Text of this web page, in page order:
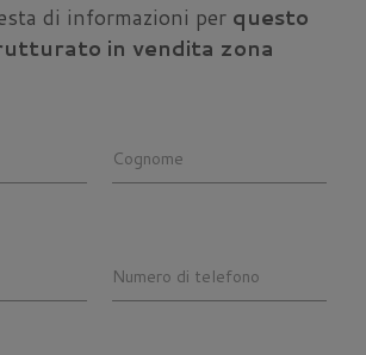
di informazioni per questo
in vendita zona
Cognome
Numero di telefono